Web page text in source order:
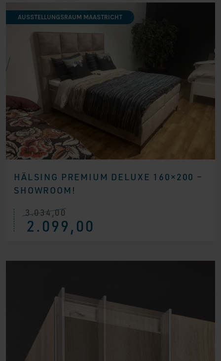
HÄLSING PREMIUM DELUXE 160×200 –
SHOWROOM!
AUSSTELLUNGSRAUM MAASTRICHT
3.034,00
Ursprünglicher
Preis
war:
2.099,00
Aktueller
Preis
ist: